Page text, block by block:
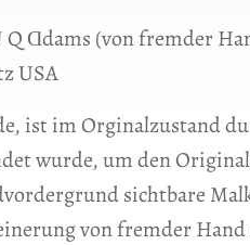
Q Ɑdams (von fremder
USA
ist im Orginalzustand
wurde, um den
sichtbare
von fremder Hand